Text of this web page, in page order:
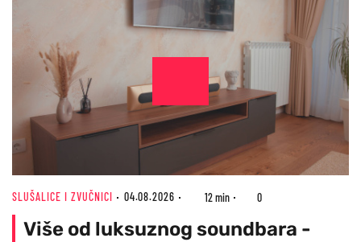
SLUŠALICE I ZVUČNICI 04.08.2026 12 min 0
Više od luksuznog soundbara -